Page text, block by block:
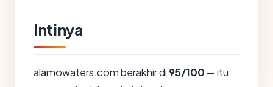
Intinya
alamowaters.com berakhir di 95/100 — itu